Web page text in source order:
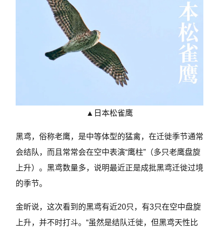
▲日本松雀鹰
黑鸢，俗称老鹰，是中等体型的猛禽，在迁徙季节通常
会结队，而且常常会在空中表演“鹰柱”（多只老鹰盘旋
上升）。黑鸢数量多，说明最近正是成批黑鸢迁徙过境
的季节。
金昕说，这次看到的黑鸢有近20只，有3只在空中盘旋
上升，并不时打斗。“虽然是结队迁徙，但黑鸢天性比